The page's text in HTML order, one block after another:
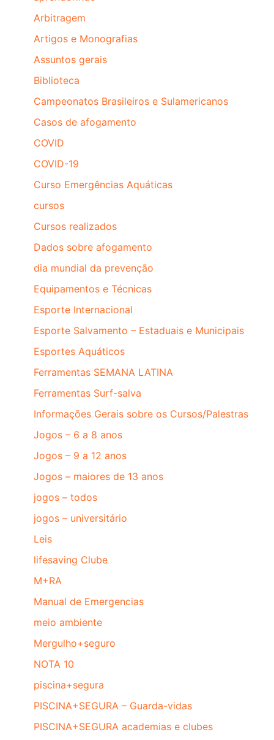
Arbitragem
Artigos e Monografias
Assuntos gerais
Biblioteca
Campeonatos Brasileiros e Sulamericanos
Casos de afogamento
COVID
COVID-19
Curso Emergências Aquáticas
cursos
Cursos realizados
Dados sobre afogamento
dia mundial da prevenção
Equipamentos e Técnicas
Esporte Internacional
Esporte Salvamento – Estaduais e Municipais
Esportes Aquáticos
Ferramentas SEMANA LATINA
Ferramentas Surf-salva
Informações Gerais sobre os Cursos/Palestras
Jogos – 6 a 8 anos
Jogos – 9 a 12 anos
Jogos – maiores de 13 anos
jogos – todos
jogos – universitário
Leis
lifesaving Clube
M+RA
Manual de Emergencias
meio ambiente
Mergulho+seguro
NOTA 10
piscina+segura
PISCINA+SEGURA – Guarda-vidas
PISCINA+SEGURA academias e clubes